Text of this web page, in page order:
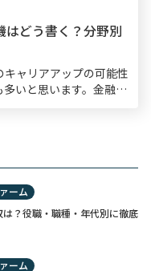
はどう書く？分野別
ャリアアップの可能性
いと思います。金融業
ーム
？役職・職種・年代別に徹底
ーム